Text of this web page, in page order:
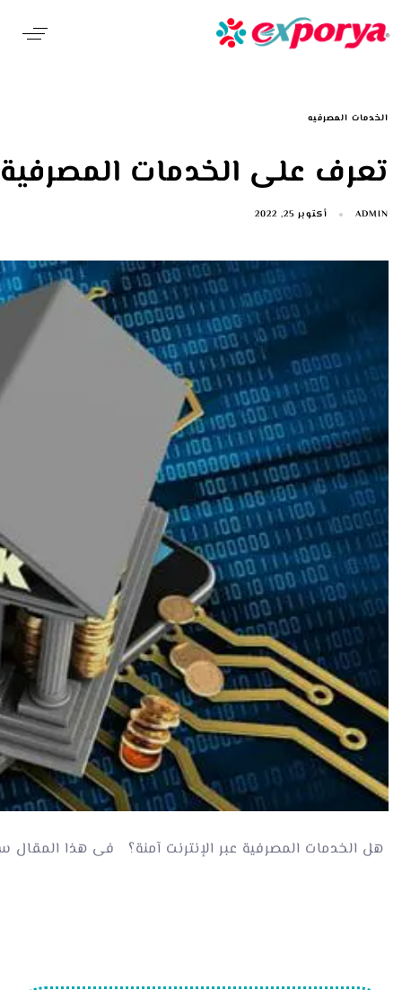
المصرفى من الاختراق
عند انشاء حساب لبنك